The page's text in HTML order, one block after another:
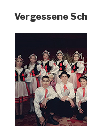
Vergessene